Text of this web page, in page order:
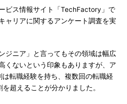
ビス情報サイト「TechFactory」で
ャリアに関するアンケート調査を実
ジニア」と言ってもその領域は幅広
くないという印象もありますが、ア
転職経験を持ち、複数回の転職経
超えることが分かりました。